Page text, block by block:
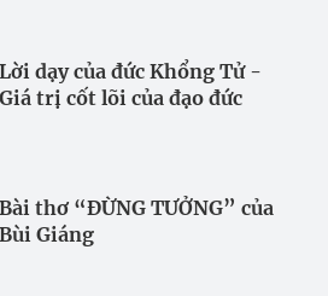
Lời dạy của đức Khổng Tử -
Giá trị cốt lõi của đạo đức
Bài thơ “ĐỪNG TƯỞNG” của
Bùi Giáng